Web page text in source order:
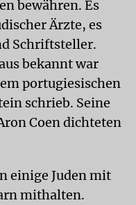
bewähren. Es
Ärzte, es
Schriftsteller.
bekannt war
portugiesischen
schrieb. Seine
Coen dichteten
einige Juden mit
mithalten.